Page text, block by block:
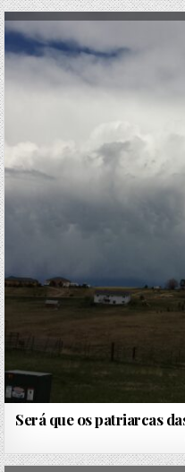
Será que os patriarcas